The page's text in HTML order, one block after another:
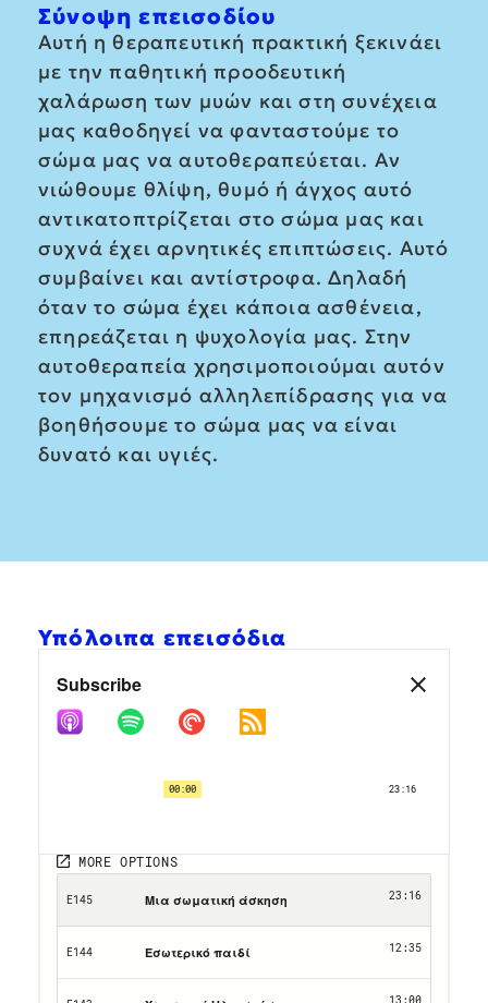
Σύνοψη επεισοδίου
Αυτή η θεραπευτική πρακτική ξεκινάει
με την παθητική προοδευτική
χαλάρωση των μυών και στη συνέχεια
μας καθοδηγεί να φανταστούμε το
σώμα μας να αυτοθεραπεύεται. Αν
νιώθουμε θλίψη, θυμό ή άγχος αυτό
αντικατοπτρίζεται στο σώμα μας και
συχνά έχει αρνητικές επιπτώσεις. Αυτό
συμβαίνει και αντίστροφα. Δηλαδή
όταν το σώμα έχει κάποια ασθένεια,
επηρεάζεται η ψυχολογία μας. Στην
αυτοθεραπεία χρησιμοποιούμαι αυτόν
τον μηχανισμό αλληλεπίδρασης για να
βοηθήσουμε το σώμα μας να είναι
δυνατό και υγιές.
Υπόλοιπα επεισόδια